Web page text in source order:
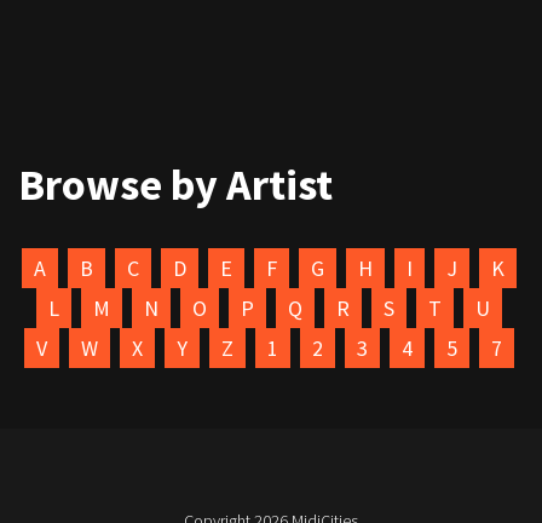
Browse by Artist
A B C D E F G H I J
K
L
M N O P Q R S T
U
V
W X Y Z 1 2 3 4 5 7